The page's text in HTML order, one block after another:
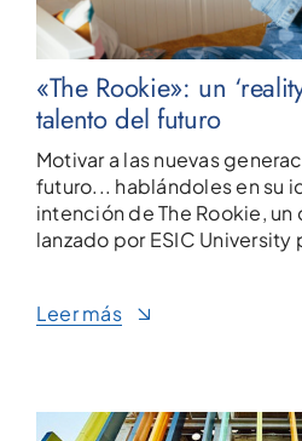
«The Rookie»: un
talento del futuro
Motivar a las nuevas
futuro... hablándoles en su
intención de The Rookie,
lanzado por ESIC University
Leer más